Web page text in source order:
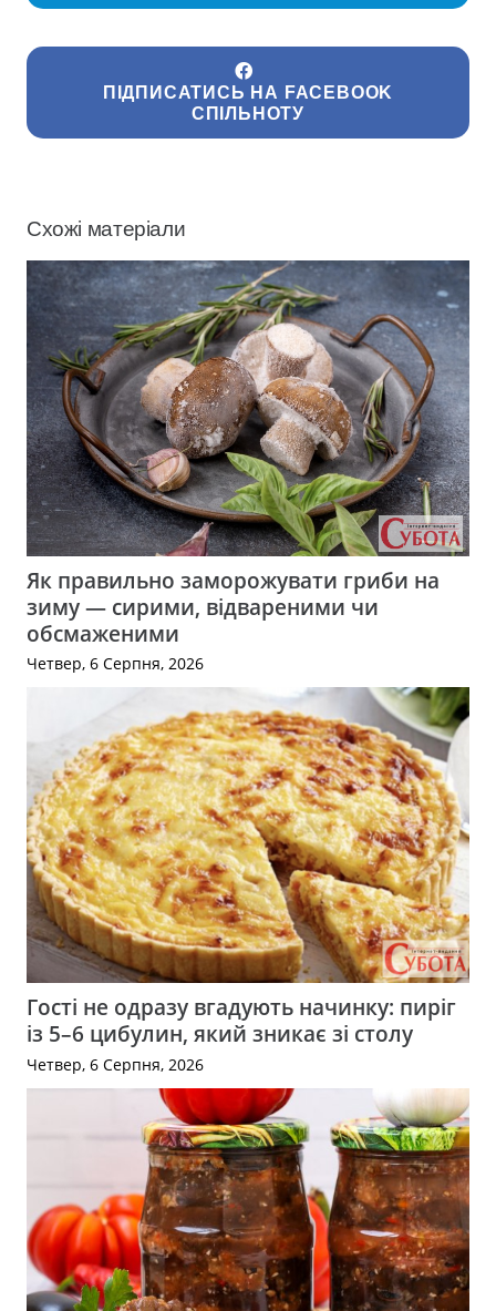
ПІДПИСАТИСЬ НА FACEBOOK
СПІЛЬНОТУ
Схожі матеріали
Як правильно заморожувати гриби на
зиму — сирими, відвареними чи
обсмаженими
Четвер, 6 Серпня, 2026
Гості не одразу вгадують начинку: пиріг
із 5–6 цибулин, який зникає зі столу
Четвер, 6 Серпня, 2026